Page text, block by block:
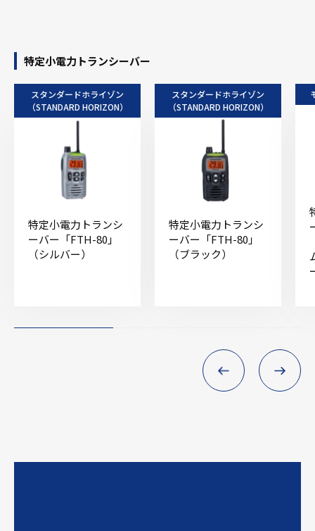
特定小電力トランシーバー
スタンダードホライゾン
（STANDARD HORIZON）
特定小電力トランシ
ーバー「FTH-80」
（シルバー）
スタンダードホライゾン
（STANDARD HORIZON）
特定小電力トランシ
ーバー「FTH-80」
（ブラック）